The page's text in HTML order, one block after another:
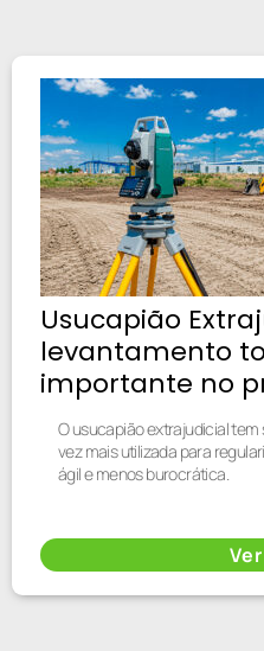
Usucapião
levantamento
importante no
O usucapião extrajudicial
vez mais utilizada para
ágil e menos burocrática.